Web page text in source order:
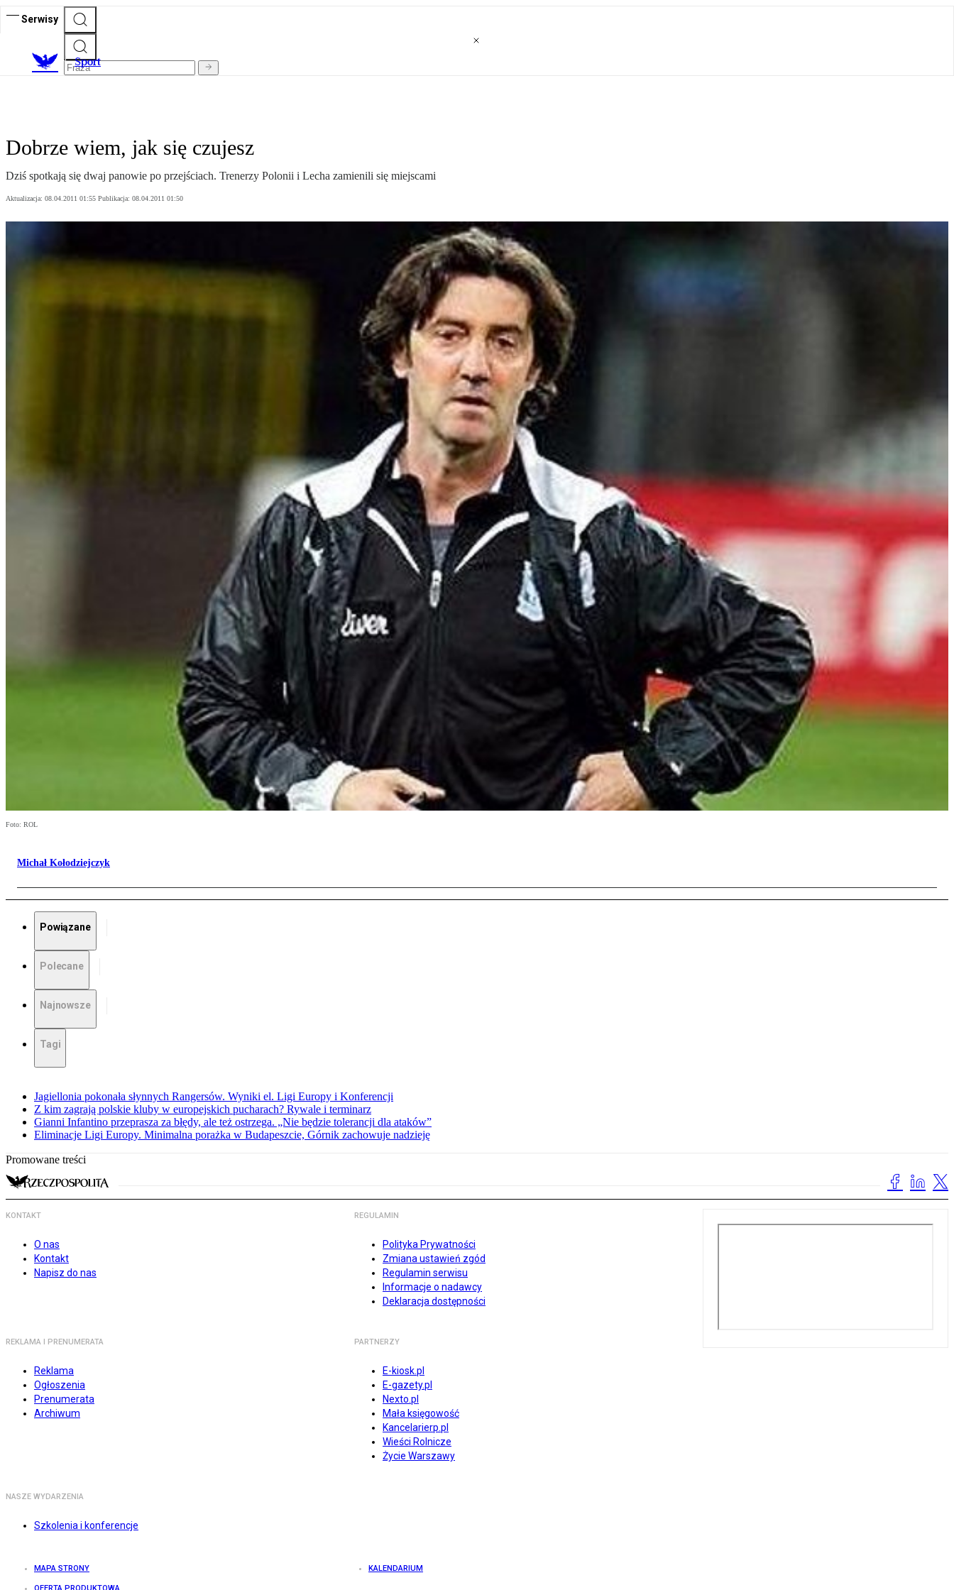
Serwisy
Sport
Dobrze wiem, jak się czujesz
Dziś spotkają się dwaj panowie po przejściach. Trenerzy Polonii i Lecha zamienili się miejscami
Aktualizacja: 08.04.2011 01:55 Publikacja: 08.04.2011 01:50
Foto: ROL
Michał Kołodziejczyk
Powiązane
Polecane
Najnowsze
Tagi
Jagiellonia pokonała słynnych Rangersów. Wyniki el. Ligi Europy i Konferencji
Z kim zagrają polskie kluby w europejskich pucharach? Rywale i terminarz
Gianni Infantino przeprasza za błędy, ale też ostrzega. „Nie będzie tolerancji dla ataków”
Eliminacje Ligi Europy. Minimalna porażka w Budapeszcie, Górnik zachowuje nadzieję
Promowane treści
KONTAKT
O nas
Kontakt
Napisz do nas
REGULAMIN
Polityka Prywatności
Zmiana ustawień zgód
Regulamin serwisu
Informacje o nadawcy
Deklaracja dostępności
REKLAMA I PRENUMERATA
Reklama
Ogłoszenia
Prenumerata
Archiwum
PARTNERZY
E-kiosk.pl
E-gazety.pl
Nexto.pl
Mała księgowość
Kancelarierp.pl
Wieści Rolnicze
Życie Warszawy
NASZE WYDARZENIA
Szkolenia i konferencje
MAPA STRONY KALENDARIUM